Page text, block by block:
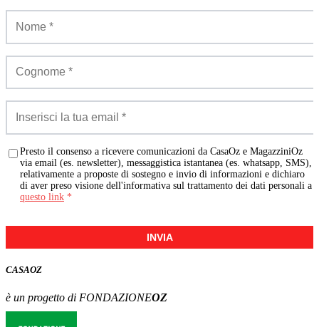
Presto il consenso a ricevere comunicazioni da CasaOz e MagazziniOz
via email (es. newsletter), messaggistica istantanea (es. whatsapp, SMS),
relativamente a proposte di sostegno e invio di informazioni e dichiaro
di aver preso visione dell'informativa sul trattamento dei dati personali a
questo link *
INVIA
CASAOZ
è un progetto di FONDAZIONEOZ